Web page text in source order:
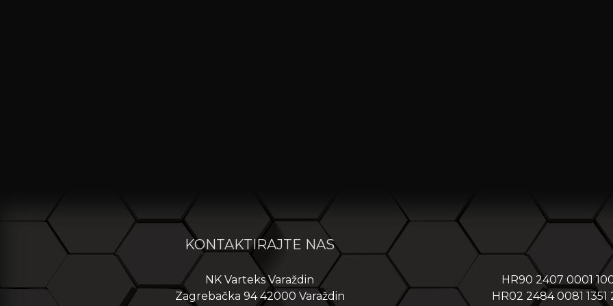
KONTAKTIRAJTE NAS
NK Varteks Varaždin
Zagrebačka 94 42000 Varaždin
HR90 2407 0001
HR02 2484 0081 1351